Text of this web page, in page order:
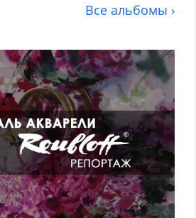
Все альбомы ›